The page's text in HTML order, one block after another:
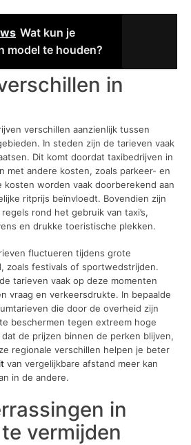
Wat kun je
model te houden?
in
verschillen aanzienlijk tussen
In steden zijn de tarieven vaak
Dit komt doordat taxibedrijven in
met andere kosten, zoals parkeer- en
kosten worden vaak doorberekend aan
ritprijs beïnvloedt. Bovendien zijn
rond het gebruik van taxi’s,
en drukke toeristische plekken.
fluctueren tijdens grote
zoals festivals of sportwedstrijden.
tarieven vaak op deze momenten
vraag en verkeersdrukte. In bepaalde
die door de overheid zijn
beschermen tegen extreem hoge
de prijzen binnen de perken blijven,
regionale verschillen helpen je beter
van vergelijkbare afstand meer kan
in de andere.
in
vermijden